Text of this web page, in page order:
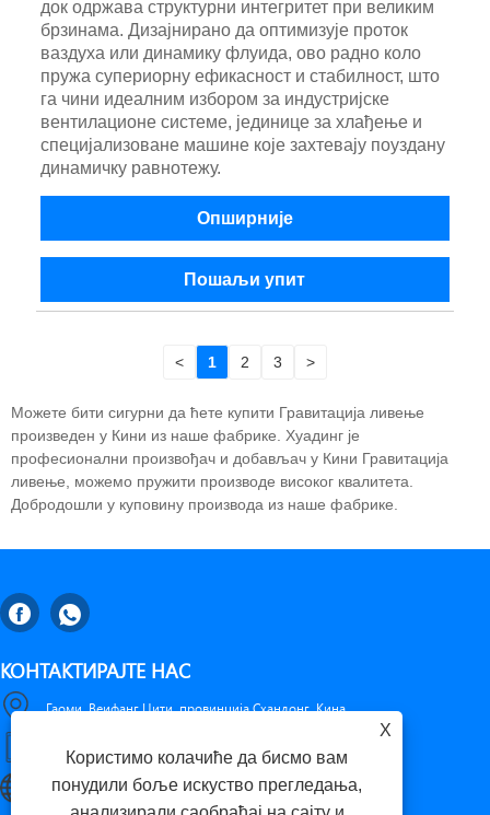
док одржава структурни интегритет при великим
брзинама. Дизајнирано да оптимизује проток
ваздуха или динамику флуида, ово радно коло
пружа супериорну ефикасност и стабилност, што
га чини идеалним избором за индустријске
вентилационе системе, јединице за хлађење и
специјализоване машине које захтевају поуздану
динамичку равнотежу.
Опширније
Пошаљи упит
< 1 2 3 >
Можете бити сигурни да ћете купити Гравитација ливење
произведен у Кини из наше фабрике. Хуадинг је
професионални произвођач и добављач у Кини Гравитација
ливење, можемо пружити производе високог квалитета.
Добродошли у куповину производа из наше фабрике.
КОНТАКТИРАЈТЕ НАС
Гаоми, Веифанг Цити, провинција Схандонг, Кина
+86-18653276696
luckxing@huadingcasting.com
X
Користимо колачиће да бисмо вам
понудили боље искуство прегледања,